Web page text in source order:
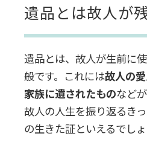
遺品とは故人が
遺品とは、故人が生前に
般です。これには故人の
家族に遺されたものなど
故人の人生を振り返るき
の生きた証といえるでしょ